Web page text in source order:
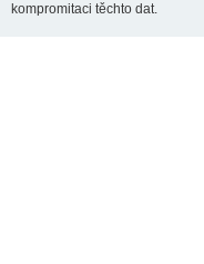
kompromitaci těchto dat.